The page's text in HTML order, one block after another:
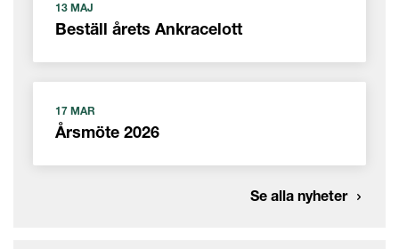
13 MAJ
Beställ årets Ankracelott
17 MAR
Årsmöte 2026
Se alla nyheter